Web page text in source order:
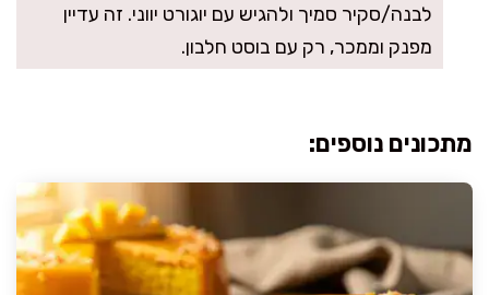
לבנה/סקיר סמיך ולהגיש עם יוגורט יווני. זה עדיין
מפנק וממכר, רק עם בוסט חלבון.
מתכונים נוספים: